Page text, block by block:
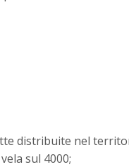
distribuite nel
sul 4000;